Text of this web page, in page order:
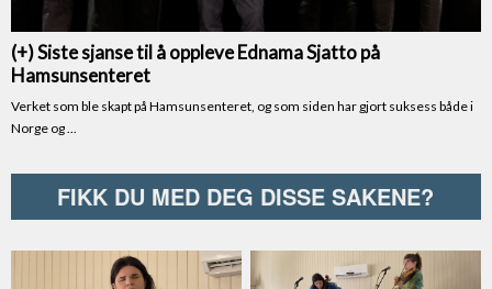
FIKK DU MED DEG DISSE SAKENE?